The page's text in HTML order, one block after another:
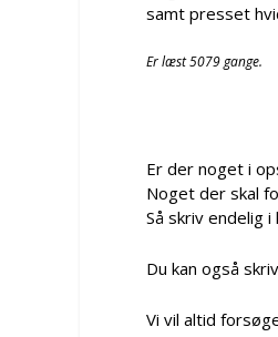
samt presset
Er læst 5079 gange.
Er der noget i
Noget der skal
Så skriv endelig
Du kan også
Vi vil altid